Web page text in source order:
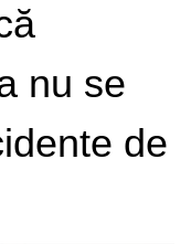
nu se
de